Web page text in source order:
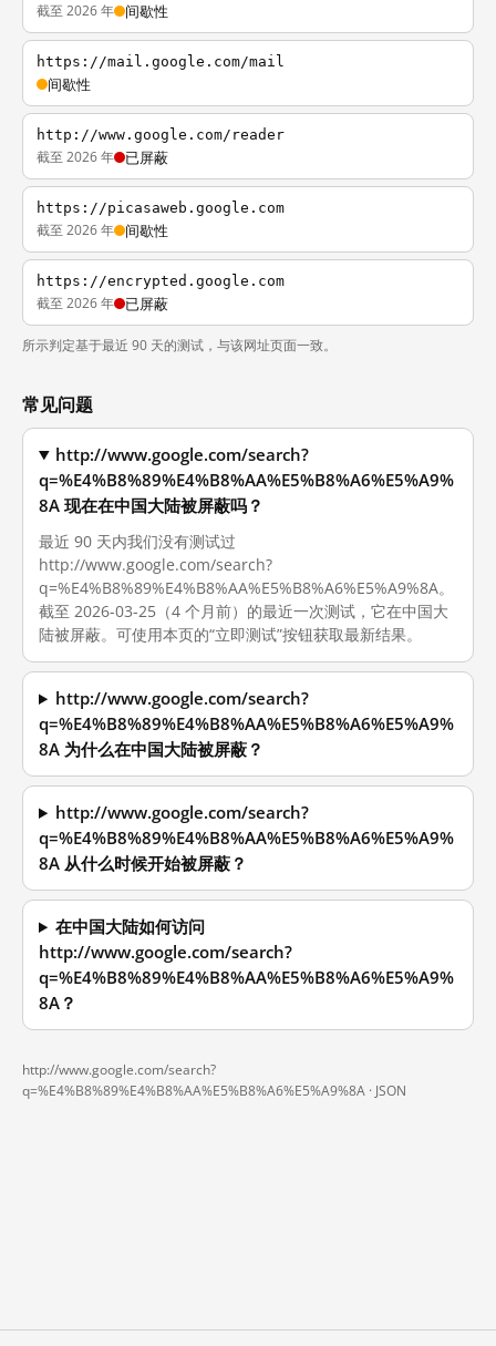
截至 2026 年 间歇性
https://mail.google.com/mail
间歇性
http://www.google.com/reader
截至 2026 年 已屏蔽
https://picasaweb.google.com
截至 2026 年 间歇性
https://encrypted.google.com
截至 2026 年 已屏蔽
所示判定基于最近 90 天的测试，与该网址页面一致。
常见问题
http://www.google.com/search?
q=%E4%B8%89%E4%B8%AA%E5%B8%A6%E5%A9%
8A 现在在中国大陆被屏蔽吗？
最近 90 天内我们没有测试过
http://www.google.com/search?
q=%E4%B8%89%E4%B8%AA%E5%B8%A6%E5%A9%8A。
截至 2026-03-25（4 个月前）的最近一次测试，它在中国大
陆被屏蔽。可使用本页的“立即测试”按钮获取最新结果。
http://www.google.com/search?
q=%E4%B8%89%E4%B8%AA%E5%B8%A6%E5%A9%
8A 为什么在中国大陆被屏蔽？
http://www.google.com/search?
q=%E4%B8%89%E4%B8%AA%E5%B8%A6%E5%A9%
8A 从什么时候开始被屏蔽？
在中国大陆如何访问
http://www.google.com/search?
q=%E4%B8%89%E4%B8%AA%E5%B8%A6%E5%A9%
8A？
http://www.google.com/search?
q=%E4%B8%89%E4%B8%AA%E5%B8%A6%E5%A9%8A · JSON